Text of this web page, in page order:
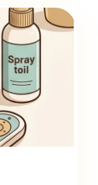
system